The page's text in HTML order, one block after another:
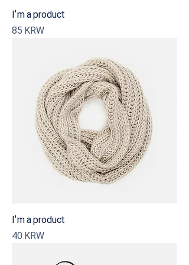
I'm a product
Precio
85 KRW
I'm a product
Precio
40 KRW